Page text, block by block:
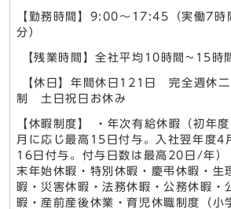
【勤務時間】9:00〜17:45（実働7時
分）
【残業時間】全社平均10時間~15時
【休日】年間休日121日 完全週休二
制 土日祝日お休み
【休暇制度】 ・年次有給休暇（初年度
月に応じ最高15日付与。入社翌年度4
16日付与。付与日数は最高20日/年）
末年始休暇・特別休暇・慶弔休暇・生
暇・災害休暇・法務休暇・公務休暇・
暇・産前産後休業・育児休職制度（小